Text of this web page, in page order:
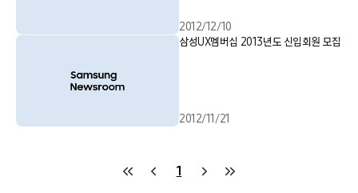
2012/12/10
삼성UX멤버십 2013년도 신입회원 모집
2012/11/21
1